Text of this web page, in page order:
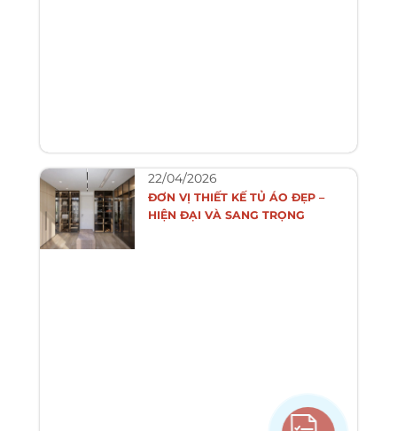
22/04/2026
ĐƠN VỊ THIẾT KẾ TỦ ÁO ĐẸP –
HIỆN ĐẠI VÀ SANG TRỌNG